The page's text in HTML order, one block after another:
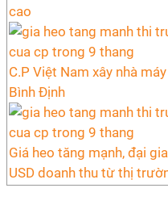
cao
C.P Việt Nam xây nhà
Bình Định
Giá heo tăng mạnh, đại
USD doanh thu từ thị